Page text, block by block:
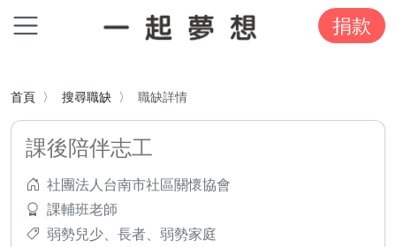
捐款
首頁 搜尋職缺 職缺詳情
課後陪伴志工
社團法人台南市社區關懷協會
課輔班老師
弱勢兒少、長者、弱勢家庭